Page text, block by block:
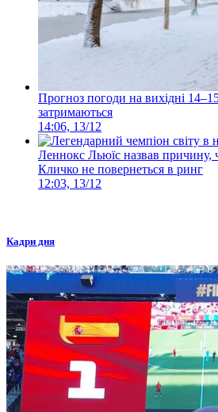
Прогноз погоди на вихідні
затримаються
14:06, 13/12
Леннокс Льюїс назвав
Кличко не повернеться в ринг
12:03, 13/12
Кадри дня